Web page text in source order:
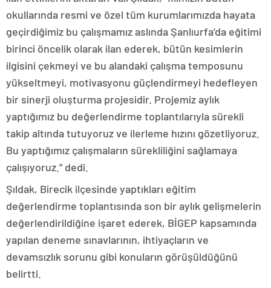
okullarında resmi ve özel tüm kurumlarımızda hayata
geçirdiğimiz bu çalışmamız aslında Şanlıurfa’da eğitimi
birinci öncelik olarak ilan ederek, bütün kesimlerin
ilgisini çekmeyi ve bu alandaki çalışma temposunu
yükseltmeyi, motivasyonu güçlendirmeyi hedefleyen
bir sinerji oluşturma projesidir. Projemiz aylık
yaptığımız bu değerlendirme toplantılarıyla sürekli
takip altında tutuyoruz ve ilerleme hızını gözetliyoruz.
Bu yaptığımız çalışmaların sürekliliğini sağlamaya
çalışıyoruz.” dedi.
Şıldak, Birecik ilçesinde yaptıkları eğitim
değerlendirme toplantısında son bir aylık gelişmelerin
değerlendirildiğine işaret ederek, BİGEP kapsamında
yapılan deneme sınavlarının, ihtiyaçların ve
devamsızlık sorunu gibi konuların görüşüldüğünü
belirtti.